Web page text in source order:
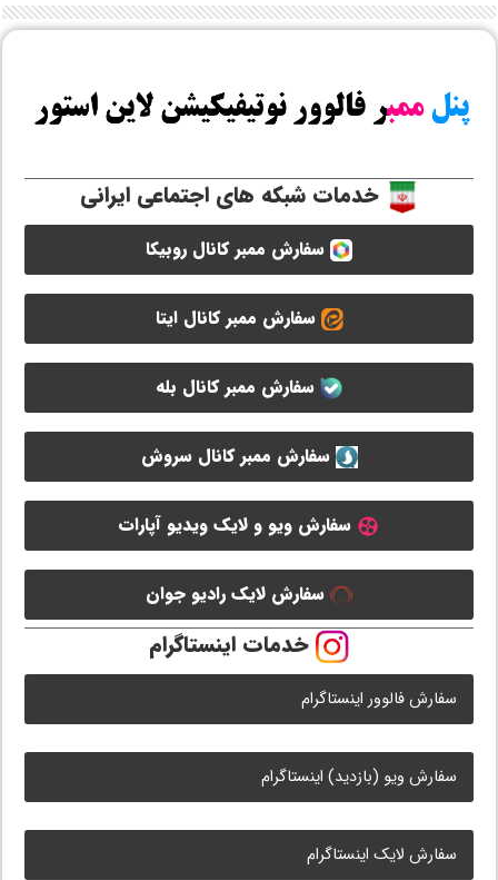
خدمات شبکه های اجتماعی ایرانی
سفارش ممبر کانال روبیکا
سفارش ممبر کانال ایتا
سفارش ممبر کانال بله
سفارش ممبر کانال سروش
سفارش ویو و لایک ویدیو آپارات
سفارش لایک رادیو جوان
خدمات اینستاگرام
سفارش فالوور اینستاگرام
سفارش ویو (بازدید) اینستاگرام
سفارش لایک اینستاگرام